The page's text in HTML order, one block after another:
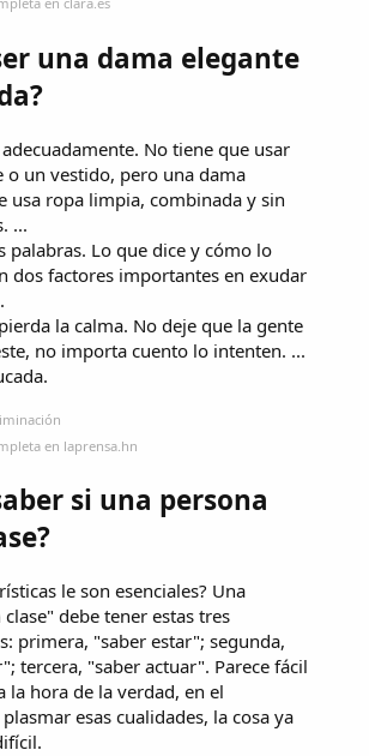
una dama elegante
No tiene que usar
o un vestido, pero una dama
usa ropa limpia, combinada y sin
...
palabras. Lo que dice y cómo lo
dos factores importantes en exudar
la calma. No deje que la gente
no importa cuento lo intenten. ...
en laprensa.hn
si una persona
le son esenciales? Una
debe tener estas tres
primera, "saber estar"; segunda,
tercera, "saber actuar". Parece fácil
la hora de la verdad, en el
esas cualidades, la cosa ya